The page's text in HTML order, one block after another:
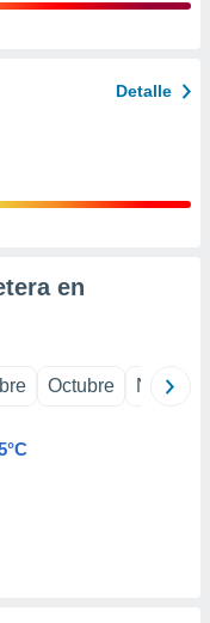
Detalle
en
Octubre